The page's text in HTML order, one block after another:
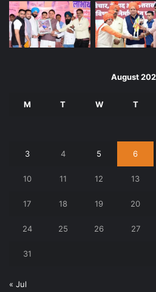
August
M T W T
3 4 5 6
10 11 12 13
17 18 19 20
24 25 26 27
31
« Jul